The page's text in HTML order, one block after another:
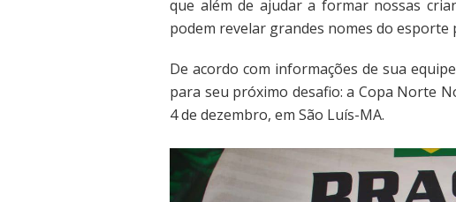
que além de ajudar a formar nossas
podem revelar grandes nomes do esporte
De acordo com informações de sua
para seu próximo desafio: a Copa Norte
4 de dezembro, em São Luís-MA.